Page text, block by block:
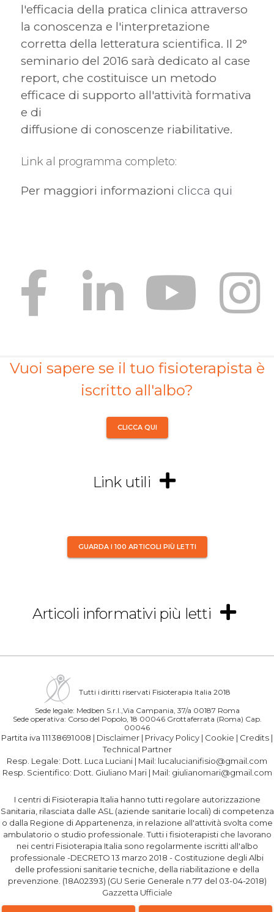
l'efficacia della pratica clinica attraverso
la conoscenza e l'interpretazione
corretta della letteratura scientifica. Il 2°
seminario del 2016 sarà dedicato al case
report, che costituisce un metodo
efficace di supporto all'attività formativa
e di
diffusione di conoscenze riabilitative.
Link al programma completo:
Per maggiori informazioni clicca qui
Vuoi sapere se il tuo fisioterapista è
iscritto all'albo?
CLICCA QUI
Link utili
GUARDA I 100 ARTICOLI PIÙ LETTI
Articoli informativi più letti
Tutti i diritti riservati Fisioterapia Italia 2018
Sede legale: Medben S.r.l.,Via Campania, 37/a 00187 Roma
Sede operativa: Corso del Popolo, 18 00046 Grottaferrata (Roma) Cap.
00046
Partita iva 11138691008 | Disclaimer | Privacy Policy | Cookie | Credits |
Technical Partner
Resp. Legale: Dott. Luca Luciani | Mail: lucalucianifisio@gmail.com
Resp. Scientifico: Dott. Giuliano Mari| Mail: giulianomari@gmail.com
I centri di Fisioterapia Italia hanno tutti regolare autorizzazione
Sanitaria, rilasciata dalle ASL (aziende sanitarie locali) di competenza
o dalla Regione di Appartenenza, in relazione all'attività svolta come
ambulatorio o studio professionale. Tutti i fisioterapisti che lavorano
nei centri Fisioterapia Italia sono regolarmente iscritti all'albo
professionale -DECRETO 13 marzo 2018 - Costituzione degli Albi
delle professioni sanitarie tecniche, della riabilitazione e della
prevenzione. (18A02393) (GU Serie Generale n.77 del 03-04-2018)
Gazzetta Ufficiale